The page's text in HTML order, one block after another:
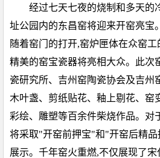
经过七天七夜的烧制和多天的
址公园内的东昌窑将迎来开窑亮宝
随着窑门的打开,窑炉匣体在众窑
精美的窑宝瓷器将亮相大众。此次
瓷研究所、吉州窑陶瓷协会及吉州
木叶盏、剪纸贴花、釉上剔花、窑
彩绘、雕塑等百余件柴烧作品。对
将采取"开窑前押宝"和"开窑后精
展示。千年窑火重燃,不仅展现了宋